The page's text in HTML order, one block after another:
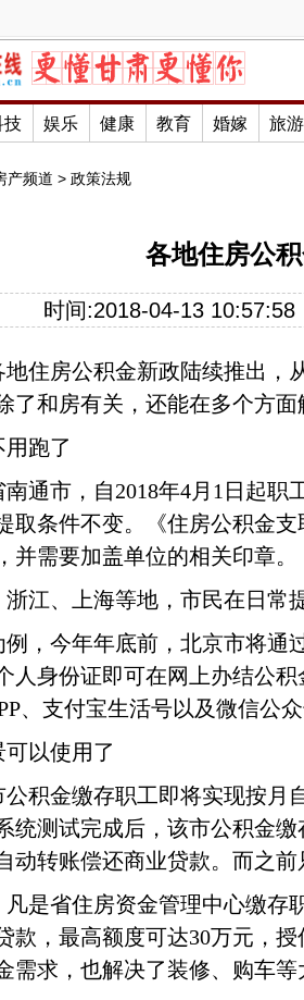
技 娱乐 健康 教育 婚嫁 旅游
产频道 > 政策法规
各地住房公
时间:2018-04-13 10:57:58
地住房公积金新政陆续推出，
了和房有关，还能在多个方面
跑了
通市，自2018年4月1日起职
取条件不变。《住房公积金
并需要加盖单位的相关印章。
江、上海等地，市民在日常
例，今年年底前，北京市将通
人身份证即可在网上办结公
、支付宝生活号以及微信公
以使用了
公积金缴存职工即将实现按月
统测试完成后，该市公积金
动转账偿还商业贷款。而之
凡是省住房资金管理中心缴
款，最高额度可达30万元，
需求，也解决了装修、购车等